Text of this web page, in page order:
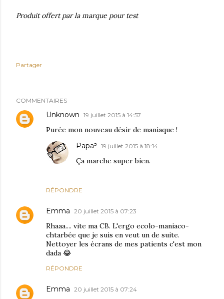
Produit offert par la marque pour test
Partager
COMMENTAIRES
Unknown 19 juillet 2015 à 14:57
Purée mon nouveau désir de maniaque !
RÉPONDRE
Papa³ 19 juillet 2015 à 18:14
Ça marche super bien.
Emma 20 juillet 2015 à 07:23
Rhaaa.... vite ma CB. L'ergo ecolo-maniaco-
chtarbée que je suis en veut un de suite.
Nettoyer les écrans de mes patients c'est mon
dada 😂
RÉPONDRE
Emma 20 juillet 2015 à 07:24